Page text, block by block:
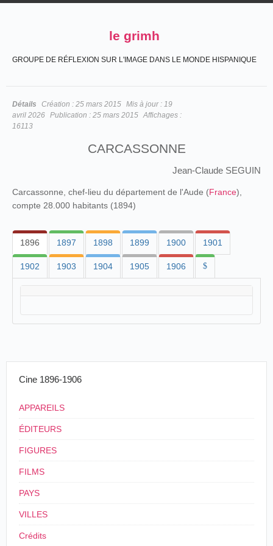
le grimh
GROUPE DE RÉFLEXION SUR L'IMAGE DANS LE MONDE HISPANIQUE
Détails Création : 25 mars 2015 Mis à jour : 19
avril 2026 Publication : 25 mars 2015 Affichages :
16113
CARCASSONNE
Jean-Claude SEGUIN
Carcassonne, chef-lieu du département de l'Aude (France),
compte 28.000 habitants (1894)
1896 1897 1898 1899 1900 1901
1902 1903 1904 1905 1906 $
Cine 1896-1906
APPAREILS
ÉDITEURS
FIGURES
FILMS
PAYS
VILLES
Crédits